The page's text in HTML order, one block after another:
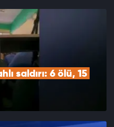
saldırı: 6 ölü, 15